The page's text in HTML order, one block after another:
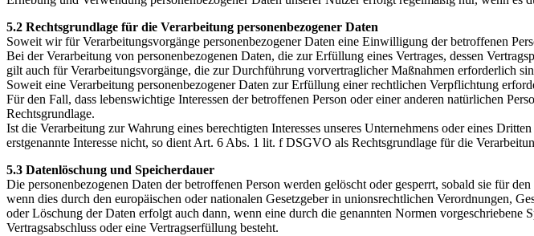
5.2 Rechtsgrundlage für die Verarbeitung personenbezogener Daten
Soweit wir für Verarbeitungsvorgänge personenbezogener Daten eine Einwilligung der betroffenen
Bei der Verarbeitung von personenbezogenen Daten, die zur Erfüllung eines Vertrages, dessen
gilt auch für Verarbeitungsvorgänge, die zur Durchführung vorvertraglicher Maßnahmen erforderlich
Soweit eine Verarbeitung personenbezogener Daten zur Erfüllung einer rechtlichen Verpflichtung
Für den Fall, dass lebenswichtige Interessen der betroffenen Person oder einer anderen natürlichen
Rechtsgrundlage.
Ist die Verarbeitung zur Wahrung eines berechtigten Interesses unseres Unternehmens oder eines
erstgenannte Interesse nicht, so dient Art. 6 Abs. 1 lit. f DSGVO als Rechtsgrundlage für die
5.3 Datenlöschung und Speicherdauer
Die personenbezogenen Daten der betroffenen Person werden gelöscht oder gesperrt, sobald sie für
wenn dies durch den europäischen oder nationalen Gesetzgeber in unionsrechtlichen Verordnungen,
oder Löschung der Daten erfolgt auch dann, wenn eine durch die genannten Normen
Vertragsabschluss oder eine Vertragserfüllung besteht.